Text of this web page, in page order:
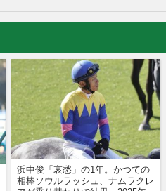
浜中俊「哀愁」の1年。かつての
相棒ソウルラッシュ、ナムラクレ